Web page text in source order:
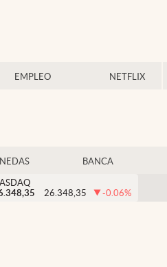
EMPLEO NETFLIX
BANCA
26.348,35 -0.06%